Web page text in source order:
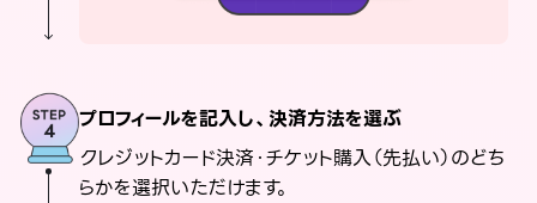
プロフィールを記入し、決済方法を選ぶ
クレジットカード決済・チケット購入（先払い）のどち
らかを選択いただけます。